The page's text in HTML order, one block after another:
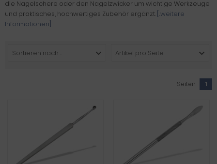
die Nagelschere oder den Nagelzwicker um wichtige Werkzeuge
und praktisches, hochwertiges Zubehör ergänzt. [...weitere
Informationen]
Sortieren nach ... Artikel pro Seite
Seiten: 1